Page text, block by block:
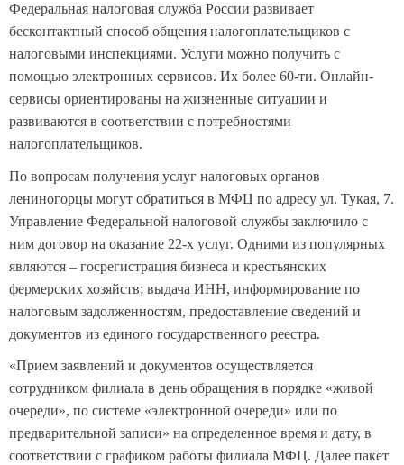
Федеральная налоговая служба России развивает
бесконтактный способ общения налогоплательщиков с
налоговыми инспекциями. Услуги можно получить с
помощью электронных сервисов. Их более 60-ти. Онлайн-
сервисы ориентированы на жизненные ситуации и
развиваются в соответствии с потребностями
налогоплательщиков.
По вопросам получения услуг налоговых органов
лениногорцы могут обратиться в МФЦ по адресу ул. Тукая, 7.
Управление Федеральной налоговой службы заключило с
ним договор на оказание 22-х услуг. Одними из популярных
являются – госрегистрация бизнеса и крестьянских
фермерских хозяйств; выдача ИНН, информирование по
налоговым задолженностям, предоставление сведений и
документов из единого государственного реестра.
«Прием заявлений и документов осуществляется
сотрудником филиала в день обращения в порядке «живой
очереди», по системе «электронной очереди» или по
предварительной записи» на определенное время и дату, в
соответствии с графиком работы филиала МФЦ. Далее пакет